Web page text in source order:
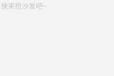
来抢沙发吧~